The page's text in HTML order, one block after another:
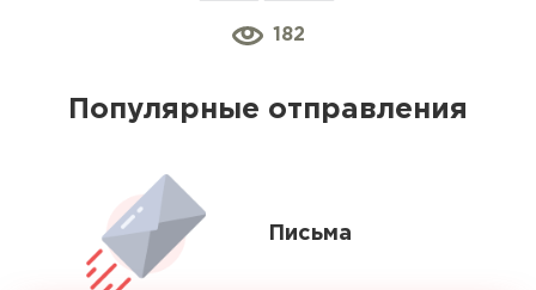
182
Популярные отправления
Письма